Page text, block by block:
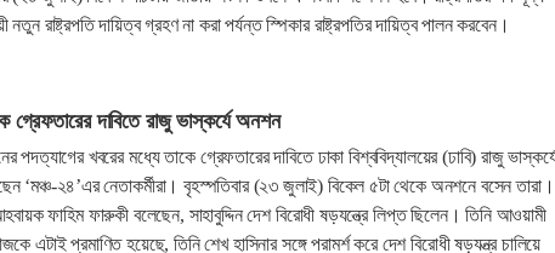
নতুন রাষ্ট্রপতি দায়িত্ব গ্রহণ না করা পর্যন্ত স্পিকার রাষ্ট্রপতির দায়িত্ব পালন করবেন।
গ্রেফতারের দাবিতে রাজু ভাস্কর্যে অনশন
পদত্যাগের খবরের মধ্যে তাকে গ্রেফতারের দাবিতে ঢাকা বিশ্ববিদ্যালয়ের (ঢাবি) রাজু
‘মঞ্চ-২৪’এর নেতাকর্মীরা। বৃহস্পতিবার (২৩ জুলাই) বিকেল ৫টা থেকে অনশনে বসেন তারা।
ফাহিম ফারুকী বলেছেন, সাহাবুদ্দিন দেশ বিরোধী ষড়যন্ত্রে লিপ্ত ছিলেন। তিনি আওয়ামী
এটাই প্রমাণিত হয়েছে, তিনি শেখ হাসিনার সঙ্গে পরামর্শ করে দেশ বিরোধী ষড়যন্ত্র চালিয়ে